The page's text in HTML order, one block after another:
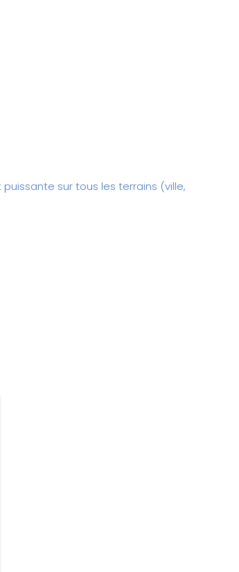
sur tous les terrains (ville,